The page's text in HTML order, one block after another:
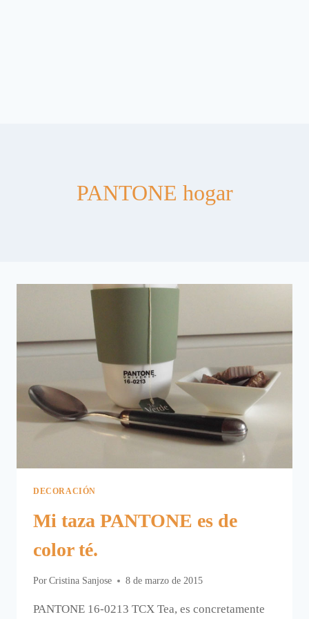
PANTONE hogar
DECORACIÓN
Mi taza PANTONE es de
color té.
Por Cristina Sanjose 8 de marzo de 2015
PANTONE 16-0213 TCX Tea, es concretamente